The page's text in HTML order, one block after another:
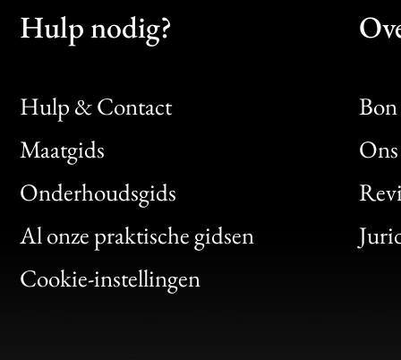
Hulp nodig?
Hulp & Contact
Maatgids
Onderhoudsgids
Al onze praktische gidsen
Cookie-instellingen
Bon
Clic